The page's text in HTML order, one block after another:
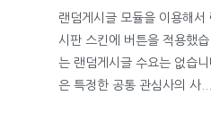
랜덤게시글 모듈을 이용해서
시판 스킨에 버튼을 적용했
는 랜덤게시글 수요는 없습
은 특정한 공통 관심사의 사...